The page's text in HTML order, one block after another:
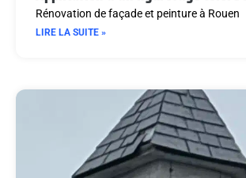
Rénovation de façade et peinture à Rouen
LIRE LA SUITE »